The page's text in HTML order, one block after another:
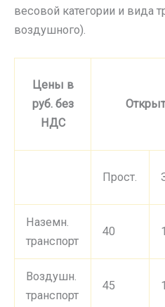
весовой категории и вида
воздушного).
Цены в
руб. без
НДС
Прост.
Наземн.
транспорт
40
Воздушн.
транспорт
45